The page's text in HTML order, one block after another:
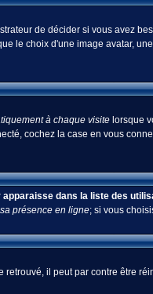
de décider si vous avez
le choix d'une image avatar,
à chaque visitelorsque
cochez la case en vous
dans la liste des
présence en ligne; si vous
retrouvé, il peut par contre être